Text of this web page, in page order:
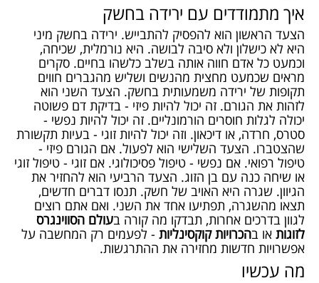
איך מתמודדים עם ירידה בחשק
הצעד הראשון הוא להפסיק להתבייש. ירידה בחשק מיני
היא לא כישלון ולא סיבה לבושה. היא נורמלית, שכיחה,
וכמעט כל אדם חווה אותה בשלב כלשהו בחיים. סקרים
מראים שכמעט מחצית מהנשים ושליש מהגברים חווים
תקופות של ירידה משמעותית בחשק. הצעד השני הוא
לזהות את הגורם. זה יכול להיות פיזי - בדיקת דם פשוטה
יכולה לגלות חוסרים הורמונליים. זה יכול להיות נפשי -
סטרס, חרדה, או דיכאון. וזה יכול להיות זוגי - בעיות תקשורת
שהצטברו. הצעד השלישי הוא לפעול. אם הגורם פיזי -
טיפול רפואי. אם נפשי - טיפול פסיכולוגי. אם זוגי - טיפול זוגי
או שיחה כנה עם בן הזוג. הצעד הרביעי הוא להחזיר את
הגיוון. שגרה היא האויב של חשק. תנסו דברים חדשים,
תצאו מהשגרה, תפתיעו אחד את השני. ואם אתם רוצים
לגוון בדרכים אחרות, תבדקו מה קורה בעולם הסווינגרס
לזוגות או בהכרויות קוקסינליות - לפעמים רק המחשבה על
אפשרויות חדשות מחזירה את ההתרגשות.
מה עכשיו